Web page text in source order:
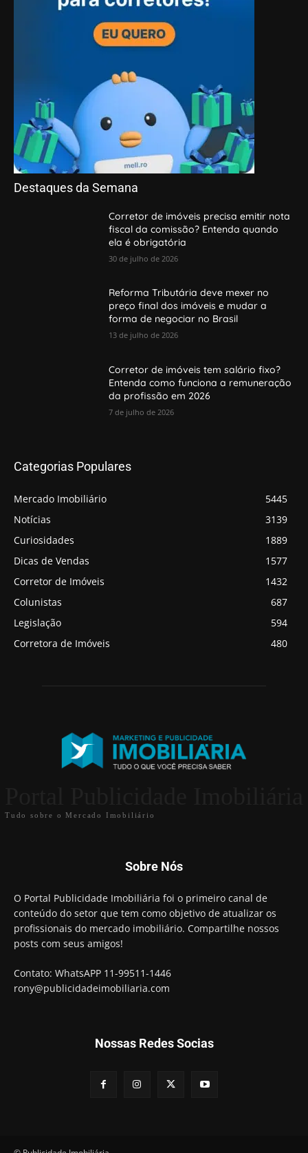
Destaques da Semana
Corretor de imóveis precisa emitir nota
fiscal da comissão? Entenda quando
ela é obrigatória
30 de julho de 2026
Reforma Tributária deve mexer no
preço final dos imóveis e mudar a
forma de negociar no Brasil
13 de julho de 2026
Corretor de imóveis tem salário fixo?
Entenda como funciona a remuneração
da profissão em 2026
7 de julho de 2026
Categorias Populares
Mercado Imobiliário
5445
Notícias
3139
Curiosidades
1889
Dicas de Vendas
1577
Corretor de Imóveis
1432
Colunistas
687
Legislação
594
Corretora de Imóveis
480
Tudo sobre o Mercado Imobiliário
Sobre Nós
O Portal Publicidade Imobiliária foi o primeiro canal de
conteúdo do setor que tem como objetivo de atualizar os
profissionais do mercado imobiliário. Compartilhe nossos
posts com seus amigos!
Contato: WhatsAPP 11-99511-1446
rony@publicidadeimobiliaria.com
Nossas Redes Socias